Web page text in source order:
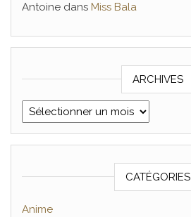
Antoine dans Miss Bala
ARCHIVES
Archives
CATÉGORIES
Anime